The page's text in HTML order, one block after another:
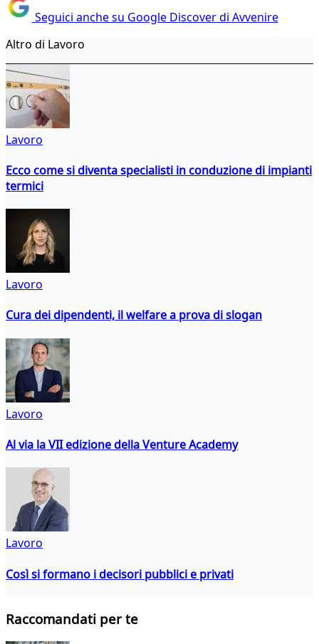
Seguici anche su Google Discover di Avvenire
Altro di Lavoro
Lavoro
Ecco come si diventa specialisti in conduzione di impianti
termici
Lavoro
Cura dei dipendenti, il welfare a prova di slogan
Lavoro
Al via la VII edizione della Venture Academy
Lavoro
Così si formano i decisori pubblici e privati
Raccomandati per te